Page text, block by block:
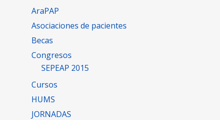
AraPAP
Asociaciones de pacientes
Becas
Congresos
SEPEAP 2015
Cursos
HUMS
JORNADAS